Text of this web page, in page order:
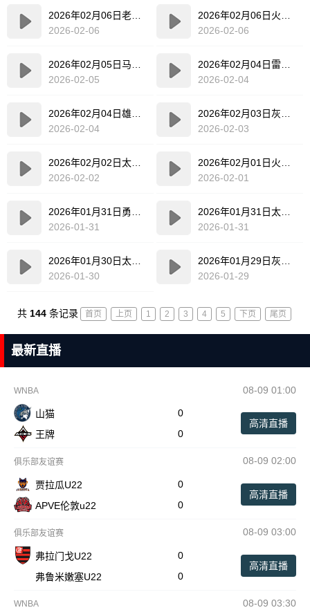
2026-02-06
2026-02-06
2026-02-05
2026-02-04
2026-02-04
2026-02-03
2026-02-02
2026-02-01
2026-01-31
2026-01-31
2026-01-30
2026-01-29
共144 条记录 首页 上页 1 2 3 4 5 下页 尾页
最新直播
WNBA 08-09 01:00
山猫
0
王牌
0
高清直播
俱乐部友谊赛 08-09 02:00
贾拉瓜U22
0
APVE伦敦u22
0
高清直播
俱乐部友谊赛 08-09 03:00
弗拉门戈U22
0
弗鲁米嫩塞U22
0
高清直播
WNBA 08-09 03:30